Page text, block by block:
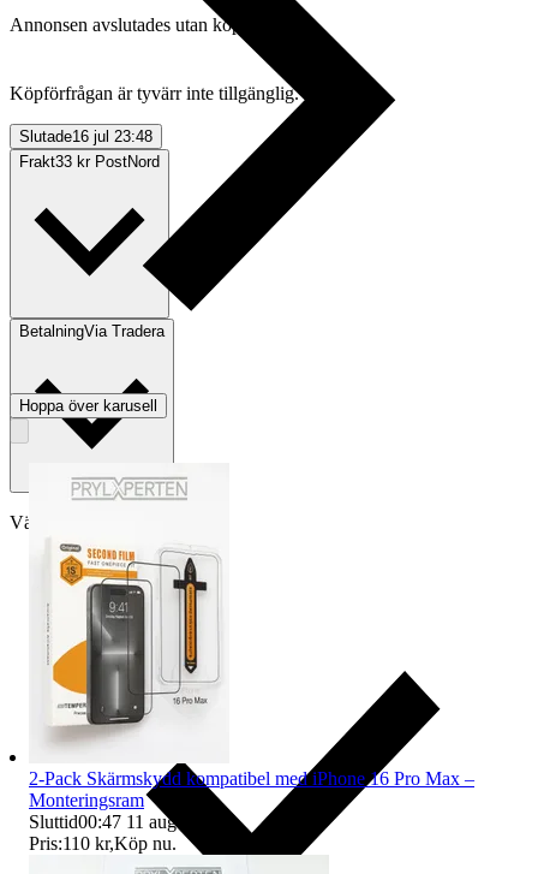
Annonsen avslutades utan köp
Köpförfrågan är tyvärr inte tillgänglig.
Slutade16 jul 23:48
Frakt33 kr PostNord
BetalningVia Tradera
Välj till köparskydd
Hoppa över karusell
2-Pack Skärmskydd kompatibel med iPhone 16 Pro Max –
Monteringsram
Sluttid00:47 11 aug 00:47
Pris:110 kr,Köp nu.